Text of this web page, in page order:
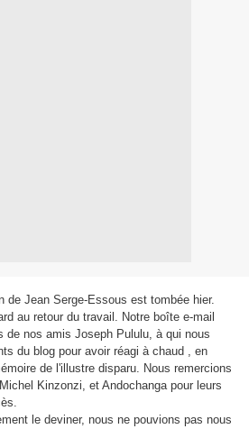
de Jean Serge-Essous est tombée hier.
au retour du travail. Notre boîte e-mail
de nos amis Joseph Pululu, à qui nous
du blog pour avoir réagi à chaud , en
de l'illustre disparu. Nous remercions
Kinzonzi, et Andochanga pour leurs
le deviner, nous ne pouvions pas nous